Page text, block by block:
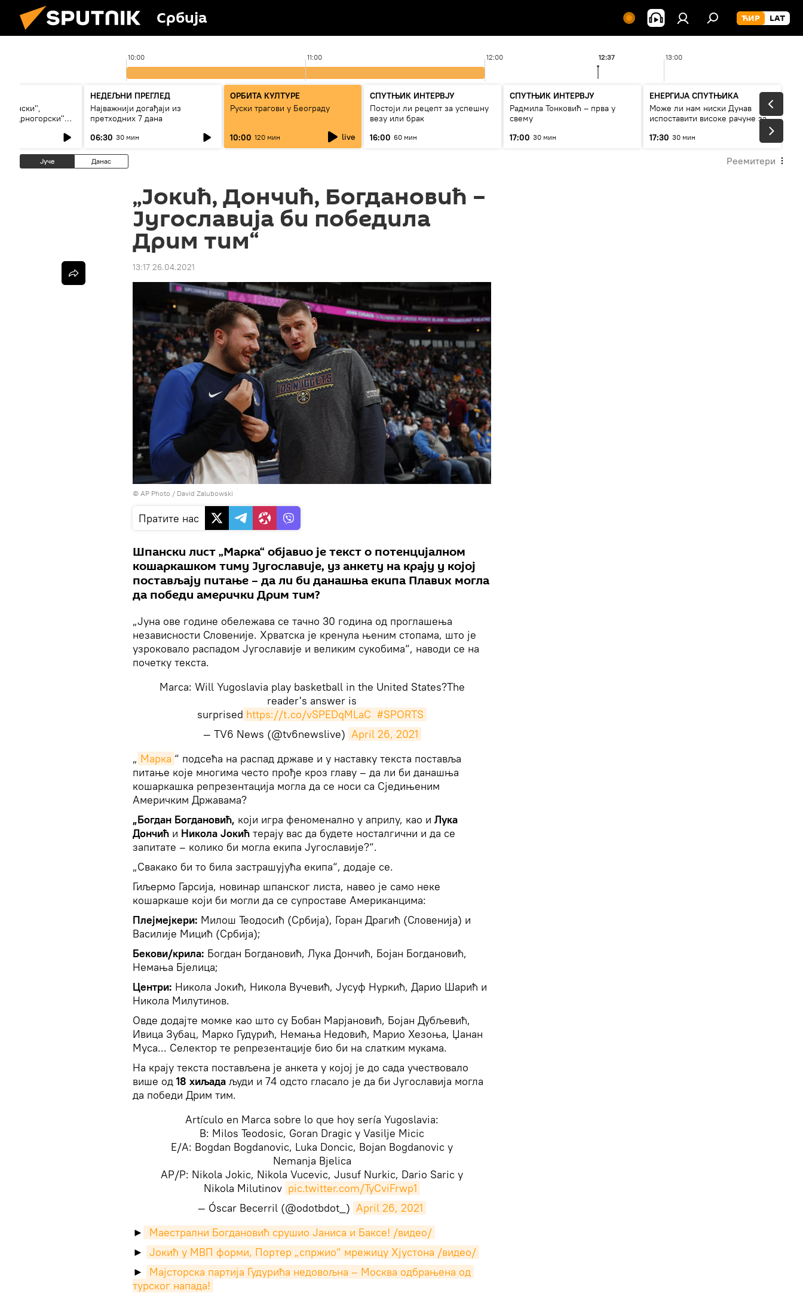
Србија
10:00 11:00 12:00 13:00
12:37
„црногорски"
НЕДЕЉНИ ПРЕГЛЕД
Најважнији догађаји из
претходних 7 дана
06:30 30 мин
ОРБИТА КУЛТУРЕ
Руски трагови у Београду
10:00 120 мин live
СПУТЊИК ИНТЕРВЈУ
Постоји ли рецепт за успешну
везу или брак
16:00 60 мин
СПУТЊИК ИНТЕРВЈУ
Радмила Тонковић – прва у
свему
17:00 30 мин
ЕНЕРГИЈА СПУТЊИКА
Може ли нам ниски Дунав
испоставити високе рачуне за
17:30 30 мин
Јуче Данас Реемитери
„Јокић, Дончић, Богдановић –
Југославија би победила
Дрим тим“
13:17 26.04.2021
© AP Photo / David Zalubowski
Пратите нас
Шпански лист „Марка“ објавио је текст о потенцијалном
кошаркашком тиму Југославије, уз анкету на крају у којој
постављају питање – да ли би данашња екипа Плавих могла
да победи амерички Дрим тим?
„Јуна ове године обележава се тачно 30 година од проглашења
независности Словеније. Хрватска је кренула њеним стопама, што је
узроковало распадом Југославије и великим сукобима“, наводи се на
почетку текста.
Marca: Will Yugoslavia play basketball in the United States?The
reader's answer is
surprised https://t.co/vSPEDqMLaC #SPORTS
— TV6 News (@tv6newslive) April 26, 2021
„ Марка “ подсећа на распад државе и у наставку текста поставља
питање које многима често прође кроз главу – да ли би данашња
кошаркашка репрезентација могла да се носи са Сједињеним
Америчким Државама?
„Богдан Богдановић, који игра феноменално у априлу, као и Лука
Дончић и Никола Јокић терају вас да будете носталгични и да се
запитате – колико би могла екипа Југославије?“.
„Свакако би то била застрашујућа екипа“, додаје се.
Гиљермо Гарсија, новинар шпанског листа, навео је само неке
кошаркаше који би могли да се супроставе Американцима:
Плејмејкери: Милош Теодосић (Србија), Горан Драгић (Словенија) и
Василије Мицић (Србија);
Бекови/крила: Богдан Богдановић, Лука Дончић, Бојан Богдановић,
Немања Бјелица;
Центри: Никола Јокић, Никола Вучевић, Јусуф Нуркић, Дарио Шарић и
Никола Милутинов.
Овде додајте момке као што су Бобан Марјановић, Бојан Дубљевић,
Ивица Зубац, Марко Гудурић, Немања Недовић, Марио Хезоња, Џанан
Муса... Селектор те репрезентације био би на слатким мукама.
На крају текста постављена је анкета у којој је до сада учествовало
више од 18 хиљада људи и 74 одсто гласало је да би Југославија могла
да победи Дрим тим.
Artículo en Marca sobre lo que hoy sería Yugoslavia:
B: Milos Teodosic, Goran Dragic y Vasilje Micic
E/A: Bogdan Bogdanovic, Luka Doncic, Bojan Bogdanovic y
Nemanja Bjelica
AP/P: Nikola Jokic, Nikola Vucevic, Jusuf Nurkic, Dario Saric y
Nikola Milutinov pic.twitter.com/TyCviFrwp1
— Óscar Becerril (@odotbdot_) April 26, 2021
​►
Маестрални Богдановић срушио Јаниса и Баксе! /видео/
►
Јокић у МВП форми, Портер „спржио“ мрежицу Хјустона /видео/
►
Мајсторска партија Гудурића недовољна – Москва одбрањена од
турског напада!